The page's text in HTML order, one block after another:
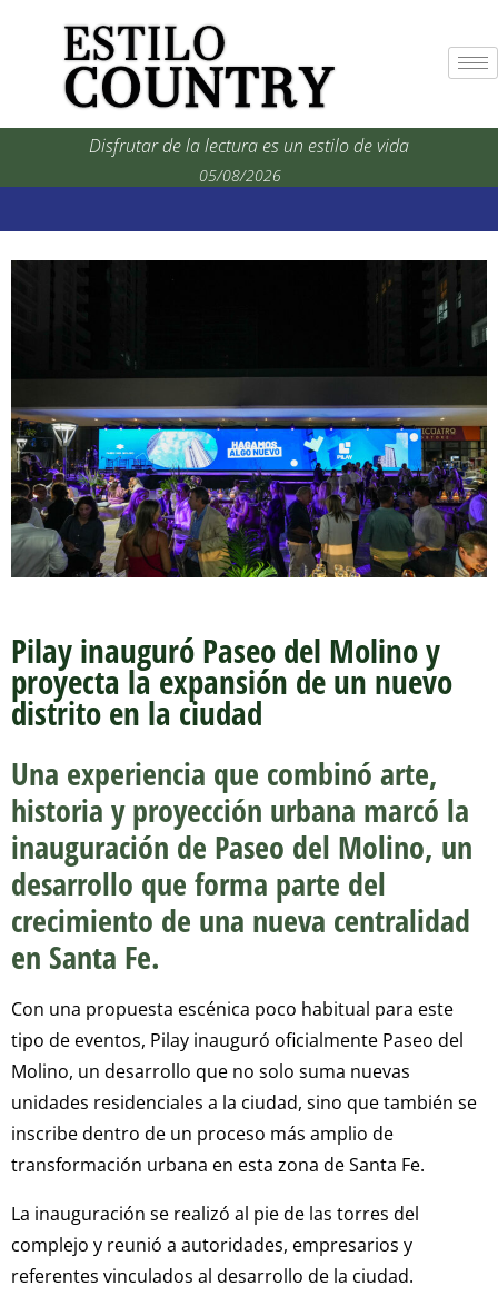
Disfrutar de la lectura es un estilo de vida
05/08/2026
Pilay inauguró Paseo del Molino y
proyecta la expansión de un nuevo
distrito en la ciudad
Una experiencia que combinó arte,
historia y proyección urbana marcó la
inauguración de Paseo del Molino, un
desarrollo que forma parte del
crecimiento de una nueva centralidad
en Santa Fe.
Con una propuesta escénica poco habitual para este
tipo de eventos, Pilay inauguró oficialmente Paseo del
Molino, un desarrollo que no solo suma nuevas
unidades residenciales a la ciudad, sino que también se
inscribe dentro de un proceso más amplio de
transformación urbana en esta zona de Santa Fe.
La inauguración se realizó al pie de las torres del
complejo y reunió a autoridades, empresarios y
referentes vinculados al desarrollo de la ciudad.